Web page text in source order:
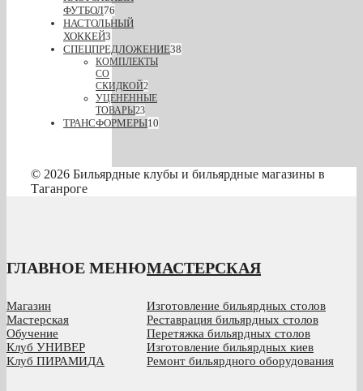
ФУТБОЛ76
НАСТОЛЬНЫЙ
ХОККЕЙ3
СПЕЦПРЕДЛОЖЕНИЕ38
КОМПЛЕКТЫ
СО
СКИДКОЙ2
УЦЕНЕННЫЕ
ТОВАРЫ23
ТРАНСФОРМЕРЫ10
© 2026 Бильярдные клубы и бильярдные магазины в
Таганроге
ГЛАВНОЕ МЕНЮ
Магазин
Мастерская
Обучение
Клуб УНИВЕР
Клуб ПИРАМИДА
МАСТЕРСКАЯ
Изготовление бильярдных столов
Реставрация бильярдных столов
Перетяжка бильярдных столов
Изготовление бильярдных киев
Ремонт бильярдного оборудования